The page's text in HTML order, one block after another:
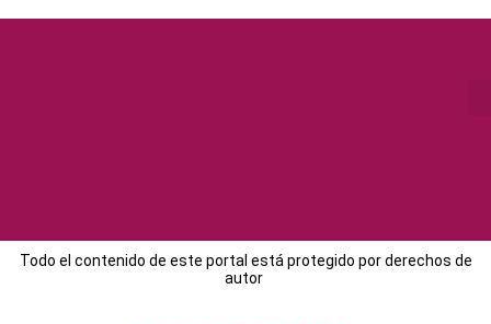
Todo el contenido de este portal está protegido por derechos de
autor